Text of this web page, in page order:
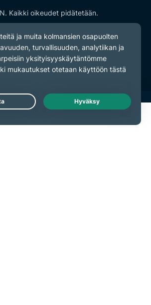
Kaikki oikeudet pidätetään.
Live Chat